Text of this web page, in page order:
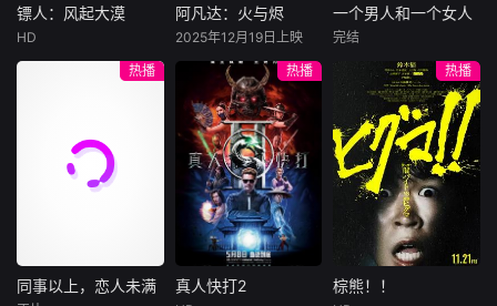
将国宝名画低价卖
给外国人，许雁真
仿造名画、偷天换
的夹缝间巧妙周
旋，共历险阻，破
解重重困境。
人貌似都有犯罪动
机。警察毫无头绪
“不务正业”迈出牧
场，追查牧羊人“躺
平
表、神秘女友全部
备齐，在陈伦的精
瞬间拥有顶配人
生。
镖人：风起大漠
族等多方势力盘根
错节、暗潮涌动。
“天字第二号逃犯”
安。不料，他们的
镖人：风起大漠
HD
阿凡达：火与烬
佐伊·索尔达娜
西格妮·韦弗
影片聚焦杰克·萨利
与奈蒂莉一家的命
运起伏，在前作的
情感余波之上，深
刻描绘一个家族在
战火中如何成长、
并共同守护血脉相
连的情感纽带的历
阿凡达：火与烬
2025年12月19日上映
一个男人和一个女人
周汉宁
男人（黄渤
饰）和女人（倪妮
饰）飞机同时落
地，入住同一家酒
店，成为一墙之隔
的邻居。不够隔音
的房间暴露了男人
和女人因生活暂停
陷入的困境，健
一个男人和一个女人
完结
热播
同事以上，恋人未满
同事以上，恋人未满
热播
真人快打2
真人快打2
热播
棕熊！！
棕熊！！